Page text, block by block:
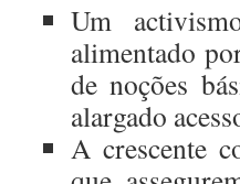
Um
alimentado
de noções
alargado
A crescente